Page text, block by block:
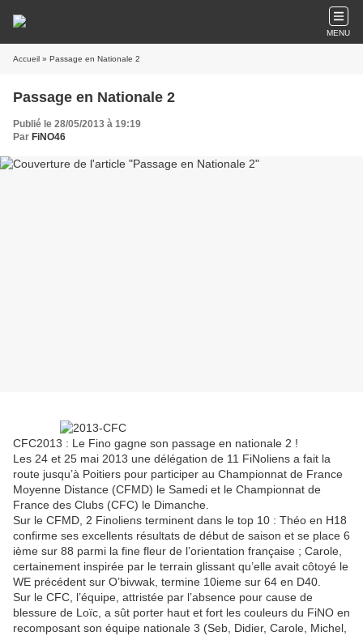
MENU
Accueil » Passage en Nationale 2
Passage en Nationale 2
Publié le 28/05/2013 à 19:19
Par FiNO46
CFC2013 : Le Fino gagne son passage en nationale 2 !
Les 24 et 25 mai 2013 une délégation de 11 FiNoliens a fait la
route jusqu’à Poitiers pour participer au Championnat de France
Moyenne Distance (CFMD) le Samedi et le Championnat de
France des Clubs (CFC) le Dimanche.
Sur le CFMD, 2 Finoliens terminent dans le top 10 : Théo en H18
confirme ses excellents résultats de début de saison et se place 6
ième sur 88 parmi la fine fleur de l’orientation française ; Carole,
certainement inspirée par le terrain glissant qu’elle avait côtoyé le
WE précédent sur O’bivwak, termine 10ieme sur 64 en D40.
Sur le CFC, l’équipe, attristée par l’absence pour cause de
blessure de Loïc, a sût porter haut et fort les couleurs du FiNO en
recomposant son équipe nationale 3 (Seb, Didier, Carole, Michel,